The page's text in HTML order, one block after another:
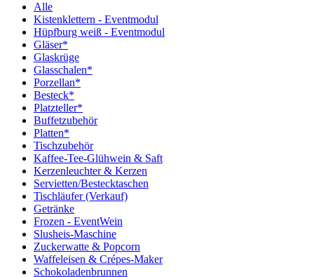
Alle
Kistenklettern - Eventmodul
Hüpfburg weiß - Eventmodul
Gläser*
Glaskrüge
Glasschalen*
Porzellan*
Besteck*
Platzteller*
Buffetzubehör
Platten*
Tischzubehör
Kaffee-Tee-Glühwein & Saft
Kerzenleuchter & Kerzen
Servietten/Bestecktaschen
Tischläufer (Verkauf)
Getränke
Frozen - EventWein
Slusheis-Maschine
Zuckerwatte & Popcorn
Waffeleisen & Crépes-Maker
Schokoladenbrunnen